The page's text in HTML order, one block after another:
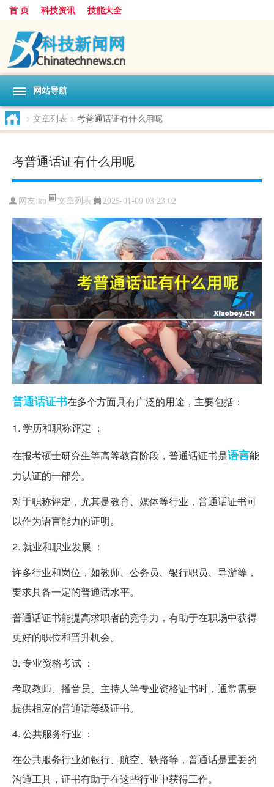
首 页 科技资讯 技能大全
网站导航
> 文章列表 > 考普通话证有什么用呢
考普通话证有什么用呢
网友: kp 文章列表 2025-01-09 03:23:02
普通话证书在多个方面具有广泛的用途，主要包括：
1. 学历和职称评定 ：
在报考硕士研究生等高等教育阶段，普通话证书是语言能
力认证的一部分。
对于职称评定，尤其是教育、媒体等行业，普通话证书可
以作为语言能力的证明。
2. 就业和职业发展 ：
许多行业和岗位，如教师、公务员、银行职员、导游等，
要求具备一定的普通话水平。
普通话证书能提高求职者的竞争力，有助于在职场中获得
更好的职位和晋升机会。
3. 专业资格考试 ：
考取教师、播音员、主持人等专业资格证书时，通常需要
提供相应的普通话等级证书。
4. 公共服务行业 ：
在公共服务行业如银行、航空、铁路等，普通话是重要的
沟通工具，证书有助于在这些行业中获得工作。